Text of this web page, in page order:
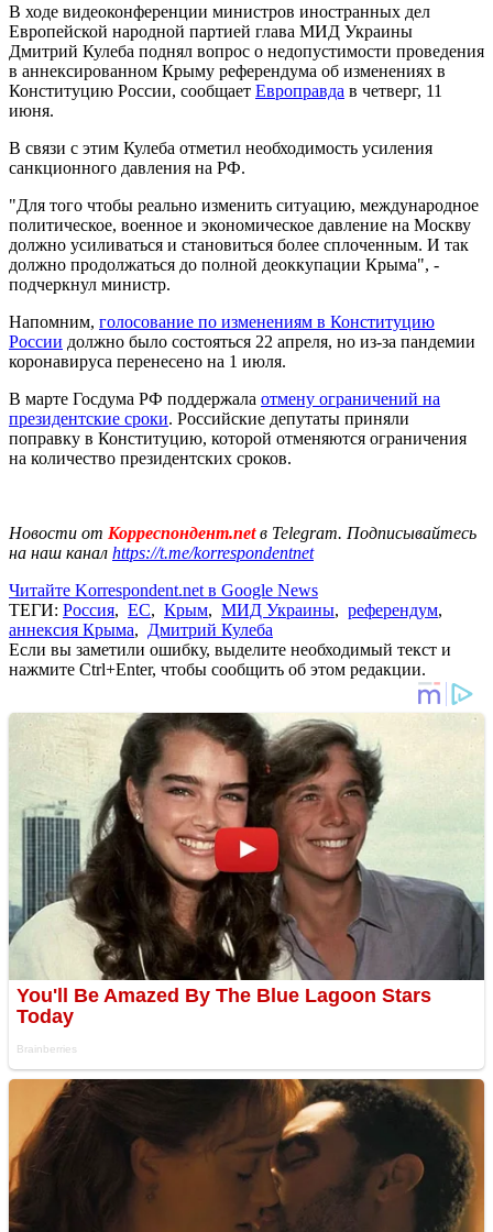
В ходе видеоконференции министров иностранных дел
Европейской народной партией глава МИД Украины
Дмитрий Кулеба поднял вопрос о недопустимости проведения
в аннексированном Крыму референдума об изменениях в
Конституцию России, сообщает Европравда в четверг, 11
июня.
В связи с этим Кулеба отметил необходимость усиления
санкционного давления на РФ.
"Для того чтобы реально изменить ситуацию, международное
политическое, военное и экономическое давление на Москву
должно усиливаться и становиться более сплоченным. И так
должно продолжаться до полной деоккупации Крыма", -
подчеркнул министр.
Напомним, голосование по изменениям в Конституцию
России должно было состояться 22 апреля, но из-за пандемии
коронавируса перенесено на 1 июля.
В марте Госдума РФ поддержала отмену ограничений на
президентские сроки. Российские депутаты приняли
поправку в Конституцию, которой отменяются ограничения
на количество президентских сроков.
Новости от Корреспондент.netв Telegram. Подписывайтесь
на наш канал https://t.me/korrespondentnet
Читайте Korrespondent.net в Google News
ТЕГИ: Россия, ЕС, Крым, МИД Украины, референдум,
аннексия Крыма, Дмитрий Кулеба
Если вы заметили ошибку, выделите необходимый текст и
нажмите Ctrl+Enter, чтобы сообщить об этом редакции.